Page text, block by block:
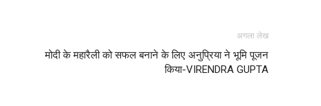
अगला लेख
मोदी के महारैली को सफल बनाने के लिए अनुप्रिया ने भूमि पूजन
किया-VIRENDRA GUPTA